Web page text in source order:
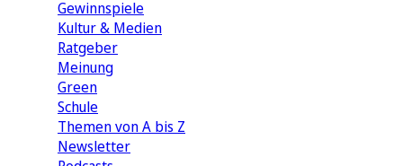
Gewinnspiele
Kultur & Medien
Ratgeber
Meinung
Green
Schule
Themen von A bis Z
Newsletter